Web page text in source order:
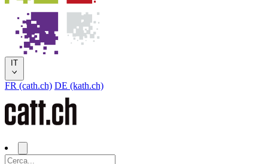
IT
FR (cath.ch) DE (kath.ch)